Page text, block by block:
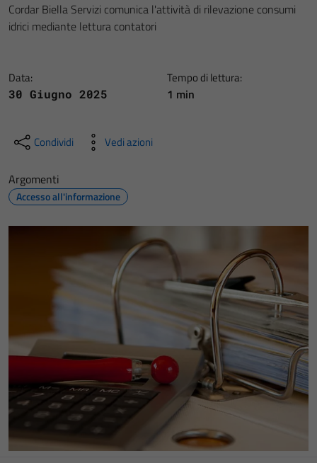
Cordar Biella Servizi comunica l'attività di rilevazione consumi
idrici mediante lettura contatori
Data:
30 Giugno 2025
Tempo di lettura:
1 min
Condividi Vedi azioni
Argomenti
Accesso all'informazione